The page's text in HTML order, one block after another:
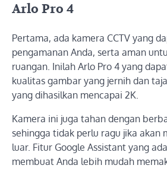
Arlo Pro 4
Pertama, ada kamera CCTV yang
pengamanan Anda, serta aman
ruangan. Inilah Arlo Pro 4 yang
kualitas gambar yang jernih dan
yang dihasilkan mencapai 2K.
Kamera ini juga tahan dengan
sehingga tidak perlu ragu jika akan
luar. Fitur Google Assistant yang
membuat Anda lebih mudah